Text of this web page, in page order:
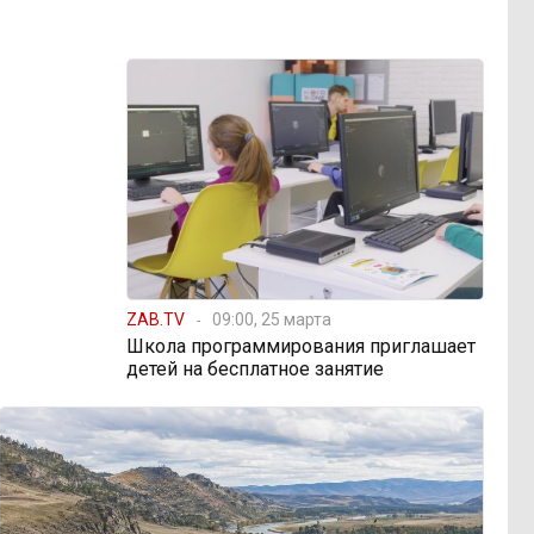
ZAB.TV 09:00, 25 марта
Школа программирования приглашает
детей на бесплатное занятие